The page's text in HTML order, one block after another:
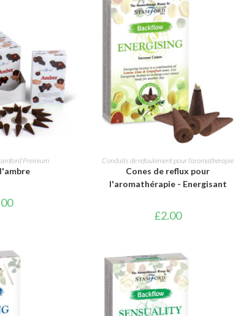
PANIER
Premium AJOUTER AU PANIER
Conduits de refoulement pour l'aromathérapie
Cones de reflux pour
l'aromathérapie - Energisant
£2.00